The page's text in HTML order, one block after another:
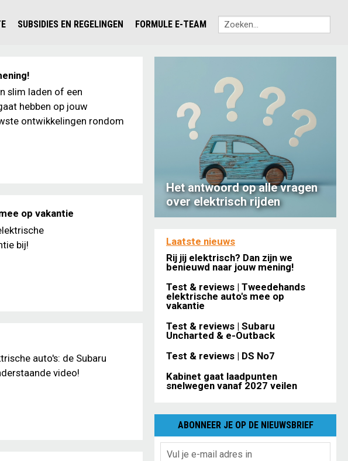
SUBSIDIES EN REGELINGEN FORMULE E-TEAM
slim laden of een
hebben op jouw
ontwikkelingen rondom
op vakantie
bij!
auto's: de Subaru
video!
Het antwoord op alle vragen
over elektrisch rijden
Laatste nieuws
Rij jij elektrisch? Dan zijn we
benieuwd naar jouw mening!
Test & reviews | Tweedehands
elektrische auto's mee op
vakantie
Test & reviews | Subaru
Uncharted & e-Outback
Test & reviews | DS No7
Kabinet gaat laadpunten
snelwegen vanaf 2027 veilen
ABONNEER JE OP DE NIEUWSBRIEF